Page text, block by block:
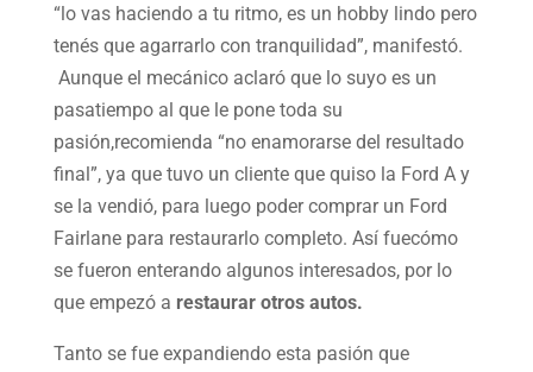
“lo vas haciendo a tu ritmo, es un hobby lindo pero
tenés que agarrarlo con tranquilidad”, manifestó.
Aunque el mecánico aclaró que lo suyo es un
pasatiempo al que le pone toda su
pasión,recomienda “no enamorarse del resultado
final”, ya que tuvo un cliente que quiso la Ford A y
se la vendió, para luego poder comprar un Ford
Fairlane para restaurarlo completo. Así fuecómo
se fueron enterando algunos interesados, por lo
que empezó a restaurar otros autos.
Tanto se fue expandiendo esta pasión que